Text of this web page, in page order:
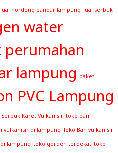
jual hordeng bandar lampung jual serbuk
water
perumahan
lampung paket
PVC Lampung
Serbuk Karet Vulkanisir toko ban
vulkanisir di lampung Toko Ban vulkanisir
lampung toko gorden terdekat toko